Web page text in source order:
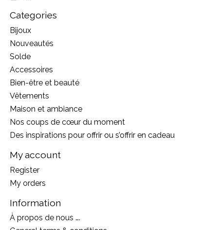
Categories
Bijoux
Nouveautés
Solde
Accessoires
Bien-être et beauté
Vêtements
Maison et ambiance
Nos coups de cœur du moment
Des inspirations pour offrir ou s’offrir en cadeau
My account
Register
My orders
Information
À propos de nous ….